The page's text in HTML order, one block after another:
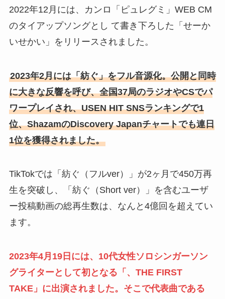
2022年12月には、カンロ「ピュレグミ」WEB CM
のタイアップソングとし て書き下ろした「せーか
いせかい」をリリースされました。
2023年2月には「紡ぐ」をフル音源化。公開と同時
に大きな反響を呼び、全国37局のラジオやCSでパ
ワープレイされ、USEN HIT SNSランキングで1
位、ShazamのDiscovery Japanチャートでも連日
1位を獲得されました。
TikTokでは「紡ぐ（フルver）」が2ヶ月で450万再
生を突破し、「紡ぐ（Short ver）」を含むユーザ
ー投稿動画の総再生数は、なんと4億回を超えてい
ます。
2023年4月19日には、10代女性ソロシンガーソン
グライターとして初となる「、THE FIRST
TAKE」に出演されました。そこで代表曲である